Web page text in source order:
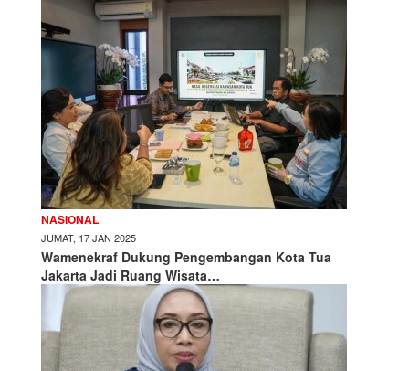
NASIONAL
JUMAT, 17 JAN 2025
Wamenekraf Dukung Pengembangan Kota Tua
Jakarta Jadi Ruang Wisata…